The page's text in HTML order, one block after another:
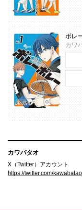
ボレ
カワ
カワバタオ
X（Twitter）アカウント
https://twitter.com/